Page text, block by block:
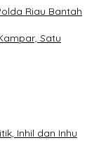
Riau Bantah
Satu
Inhil dan Inhu